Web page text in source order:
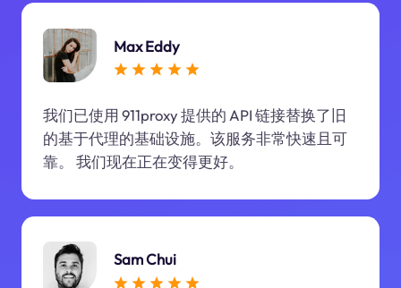
Max Eddy
我们已使用 911proxy 提供的 API 链接替换了旧
的基于代理的基础设施。该服务非常快速且可
靠。 我们现在正在变得更好。
Sam Chui